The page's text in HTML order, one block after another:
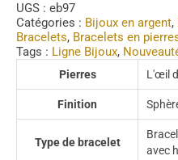
UGS : eb97
Catégories : Bijoux en argent,
Bracelets, Bracelets en
Tags : Ligne Bijoux,
Pierres L'œil
Finition
Type de bracelet
avec